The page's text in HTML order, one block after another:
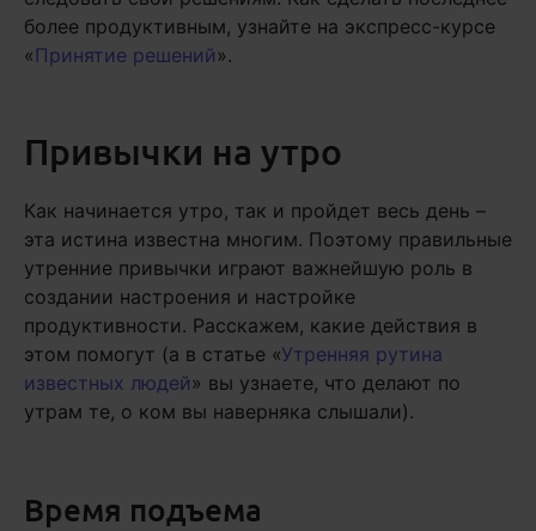
более продуктивным, узнайте на экспресс-курсе
«Принятие решений».
Привычки на утро
Как начинается утро, так и пройдет весь день –
эта истина известна многим. Поэтому правильные
утренние привычки играют важнейшую роль в
создании настроения и настройке
продуктивности. Расскажем, какие действия в
этом помогут (а в статье «Утренняя рутина
известных людей» вы узнаете, что делают по
утрам те, о ком вы наверняка слышали).
Время подъема